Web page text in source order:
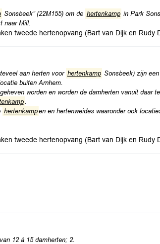
Sonsbeek” (22M155) om de hertenkamp in Park
naar Mill.
tweede hertenopvang (Bart van Dijk en Rudy
aan herten voor hertenkamp Sonsbeek) zijn
buiten Arnhem.
worden en worden de damherten vanuit daar
.
hertenkampen en hertenweides waaronder ook
tweede hertenopvang (Bart van Dijk en Rudy
12 à 15 damherten; 2.